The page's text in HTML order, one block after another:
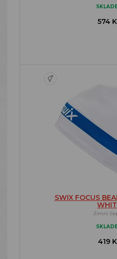
574
SWIX FOCUS
Zimní
419